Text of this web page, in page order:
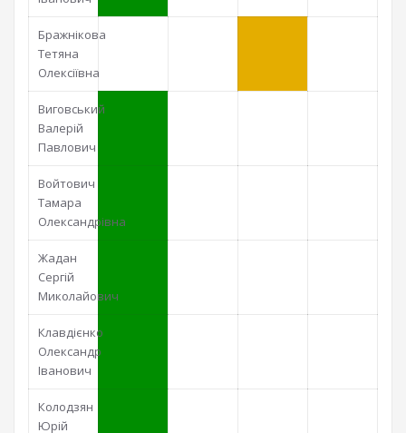
Бражнікова
Тетяна
Олексіївна
Виговський
Валерій
Павлович
Войтович
Тамара
Олександрівна
Жадан
Сергій
Миколайович
Клавдієнко
Олександр
Іванович
Колодзян
Юрій